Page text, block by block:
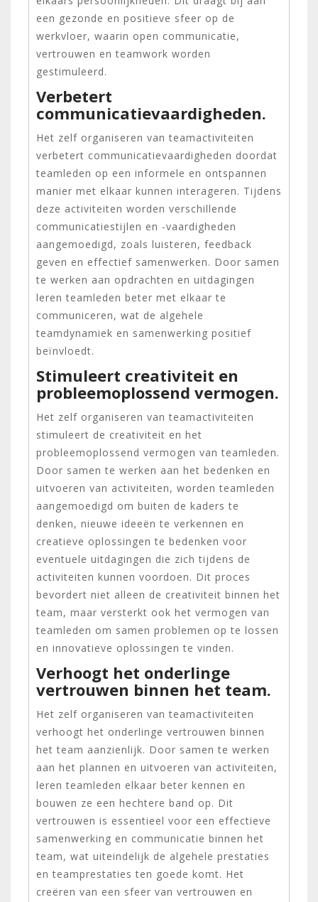
een gezonde en positieve sfeer op de
werkvloer, waarin open communicatie,
vertrouwen en teamwork worden
gestimuleerd.
Verbetert
communicatievaardigheden.
Het zelf organiseren van teamactiviteiten
verbetert communicatievaardigheden doordat
teamleden op een informele en ontspannen
manier met elkaar kunnen interageren. Tijdens
deze activiteiten worden verschillende
communicatiestijlen en -vaardigheden
aangemoedigd, zoals luisteren, feedback
geven en effectief samenwerken. Door samen
te werken aan opdrachten en uitdagingen
leren teamleden beter met elkaar te
communiceren, wat de algehele
teamdynamiek en samenwerking positief
beïnvloedt.
Stimuleert creativiteit en
probleemoplossend vermogen.
Het zelf organiseren van teamactiviteiten
stimuleert de creativiteit en het
probleemoplossend vermogen van teamleden.
Door samen te werken aan het bedenken en
uitvoeren van activiteiten, worden teamleden
aangemoedigd om buiten de kaders te
denken, nieuwe ideeën te verkennen en
creatieve oplossingen te bedenken voor
eventuele uitdagingen die zich tijdens de
activiteiten kunnen voordoen. Dit proces
bevordert niet alleen de creativiteit binnen het
team, maar versterkt ook het vermogen van
teamleden om samen problemen op te lossen
en innovatieve oplossingen te vinden.
Verhoogt het onderlinge
vertrouwen binnen het team.
Het zelf organiseren van teamactiviteiten
verhoogt het onderlinge vertrouwen binnen
het team aanzienlijk. Door samen te werken
aan het plannen en uitvoeren van activiteiten,
leren teamleden elkaar beter kennen en
bouwen ze een hechtere band op. Dit
vertrouwen is essentieel voor een effectieve
samenwerking en communicatie binnen het
team, wat uiteindelijk de algehele prestaties
en teamprestaties ten goede komt. Het
creëren van een sfeer van vertrouwen en